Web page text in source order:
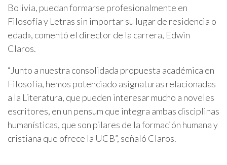
Bolivia, puedan formarse profesionalmente en
Filosofía y Letras sin importar su lugar de residencia o
edad», comentó el director de la carrera, Edwin
Claros.
“Junto a nuestra consolidada propuesta académica en
Filosofía, hemos potenciado asignaturas relacionadas
a la Literatura, que pueden interesar mucho a noveles
escritores, en un pensum que integra ambas disciplinas
humanísticas, que son pilares de la formación humana y
cristiana que ofrece la UCB”, señaló Claros.